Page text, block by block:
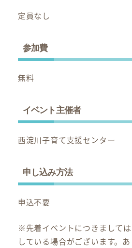
定員なし
参加費
無料
イベント主催者
西淀川子育て支援センター
申し込み方法
申込不要
※先着イベントにつきまして
している場合がございます。